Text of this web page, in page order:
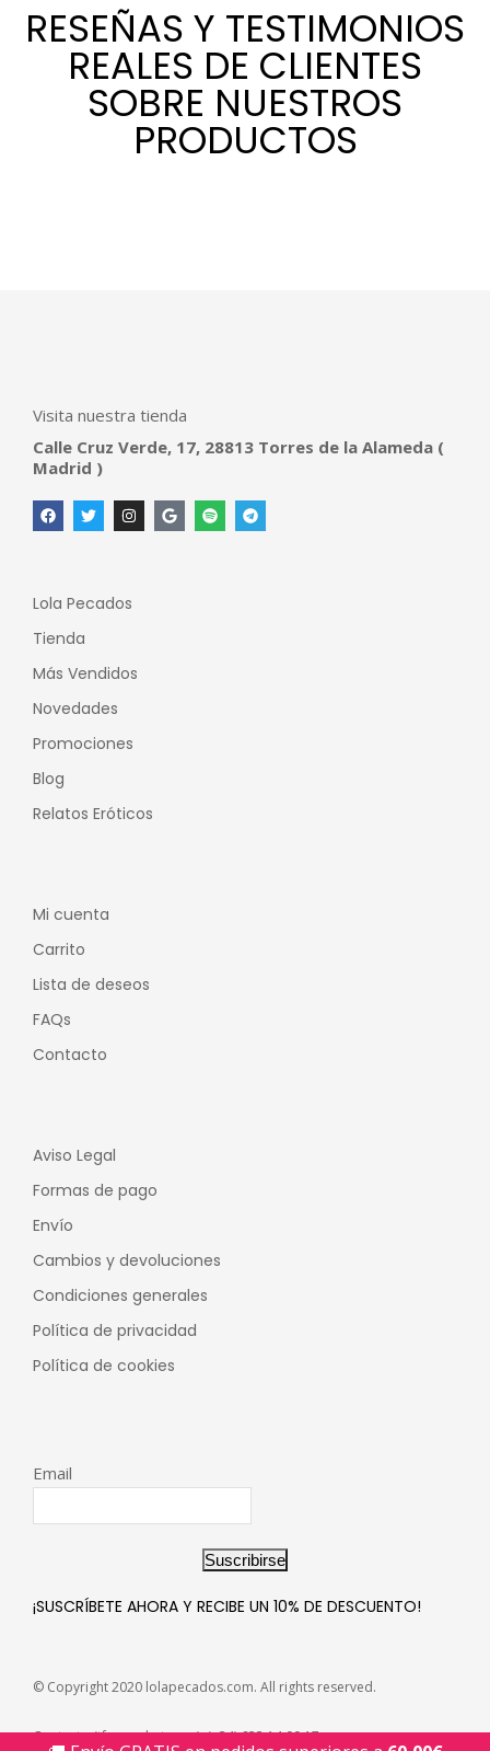
RESEÑAS Y TESTIMONIOS
REALES DE CLIENTES
SOBRE NUESTROS
PRODUCTOS
Visita nuestra tienda
Calle Cruz Verde, 17, 28813 Torres de la Alameda (
Madrid )
Lola Pecados
Tienda
Más Vendidos
Novedades
Promociones
Blog
Relatos Eróticos
Mi cuenta
Carrito
Lista de deseos
FAQs
Contacto
Aviso Legal
Formas de pago
Envío
Cambios y devoluciones
Condiciones generales
Política de privacidad
Política de cookies
Email
Suscribirse
¡SUSCRÍBETE AHORA Y RECIBE UN 10% DE DESCUENTO!
© Copyright 2020 lolapecados.com. All rights reserved.
Contacto (tfno y whatsapp): (+34) 633.14.00.17